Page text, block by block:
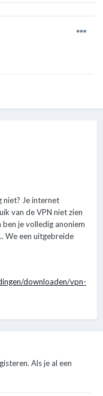
niet? Je internet
van de VPN niet zien
je volledig anoniem
We een uitgebreide
downloaden/vpn-
Als je al een